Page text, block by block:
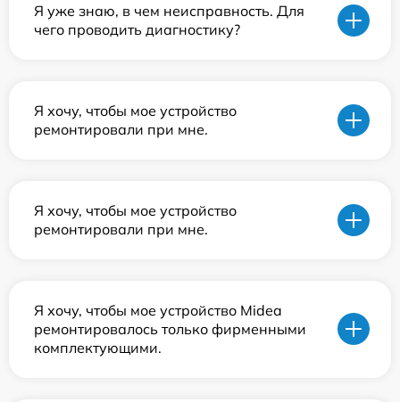
Я уже знаю, в чем неисправность. Для
чего проводить диагностику?
Я хочу, чтобы мое устройство
ремонтировали при мне.
Я хочу, чтобы мое устройство
ремонтировали при мне.
Я хочу, чтобы мое устройство Midea
ремонтировалось только фирменными
комплектующими.